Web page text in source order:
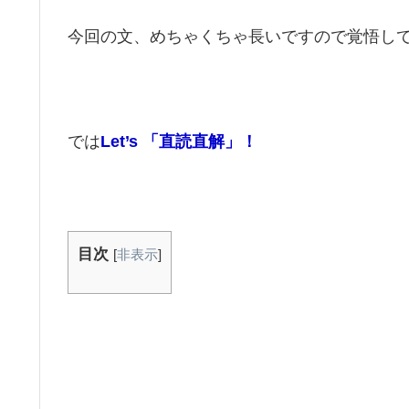
今回の文、めちゃくちゃ長いですので覚悟し
ではLet’s 「直読直解」！
目次 [非表示]